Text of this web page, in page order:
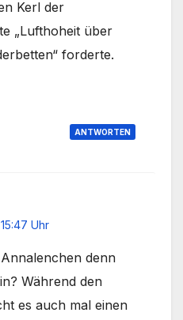
Kerl der
„Lufthoheit über
forderte.
ANTWORTEN
Uhr
denn
Während den
es auch mal einen